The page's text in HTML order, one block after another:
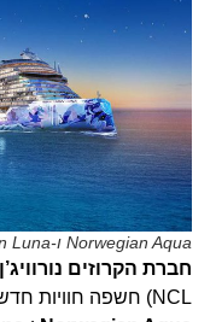
Norwegian Aqua ו-Norwegian Luna של נורוויג'ן. הדמיה NCL
חברת הקרוזים נורוויג’ן
NCL) חשפה חוויות חדשות וסוחפות בשתי האוניות האחיות